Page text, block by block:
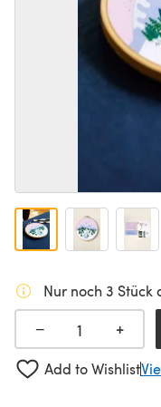
Nur noch 3 Stück
− +
Add to Wishlist